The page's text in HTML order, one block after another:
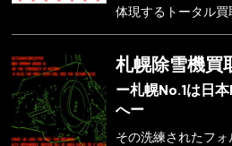
体現するトータル買
札幌除雪機買
ー札幌No.1は日
へー
その洗練されたフォ